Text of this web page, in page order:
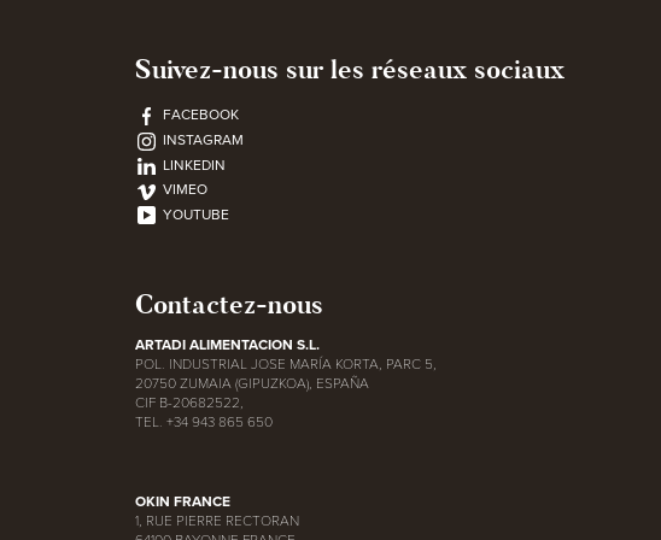
Suivez-nous sur les réseaux sociaux
FACEBOOK
INSTAGRAM
LINKEDIN
VIMEO
YOUTUBE
Contactez-nous
ARTADI ALIMENTACION S.L.
POL. INDUSTRIAL JOSE MARÍA KORTA, PARC 5,
20750 ZUMAIA (GIPUZKOA), ESPAÑA
CIF B-20682522,
TEL. +34 943 865 650
OKIN FRANCE
1, RUE PIERRE RECTORAN